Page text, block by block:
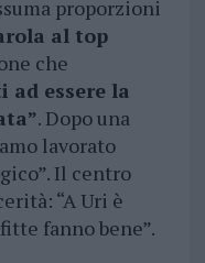
proporzioni
al top
che
ad essere la
. Dopo una
lavorato
Il centro
“A Uri è
fanno bene”.